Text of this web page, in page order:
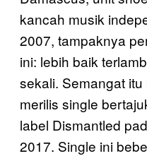
kancah musik
2007, tampaknya
ini: lebih baik
sekali. Semangat
merilis single
label Dismantled
2017. Single ini